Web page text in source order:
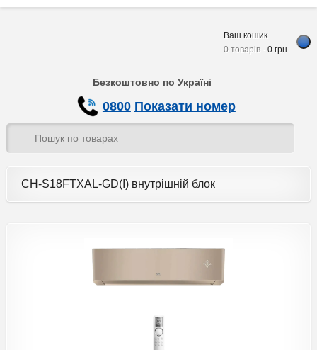
Ваш кошик
0 товарів -0 грн.
Безкоштовно по Україні
0800 Показати номер
CH-S18FTXAL-GD(I) внутрішній блок